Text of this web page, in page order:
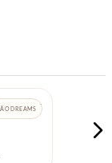
DREAMS -